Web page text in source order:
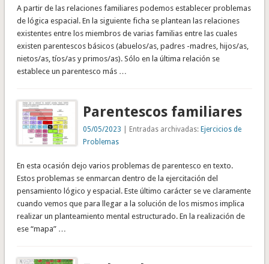
A partir de las relaciones familiares podemos establecer problemas
de lógica espacial. En la siguiente ficha se plantean las relaciones
existentes entre los miembros de varias familias entre las cuales
existen parentescos básicos (abuelos/as, padres -madres, hijos/as,
nietos/as, tíos/as y primos/as). Sólo en la última relación se
establece un parentesco más …
Parentescos familiares
05/05/2023 | Entradas archivadas:Ejercicios de
Problemas
En esta ocasión dejo varios problemas de parentesco en texto.
Estos problemas se enmarcan dentro de la ejercitación del
pensamiento lógico y espacial. Este último carácter se ve claramente
cuando vemos que para llegar a la solución de los mismos implica
realizar un planteamiento mental estructurado. En la realización de
ese “mapa” …